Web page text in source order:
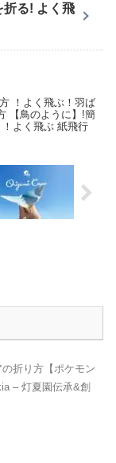
折る! よく飛
！よく飛ぶ！羽ば
【鳥のように】!簡
よく飛ぶ 紙飛行
折り方【ポケモン
– 灯夏園伝承&創